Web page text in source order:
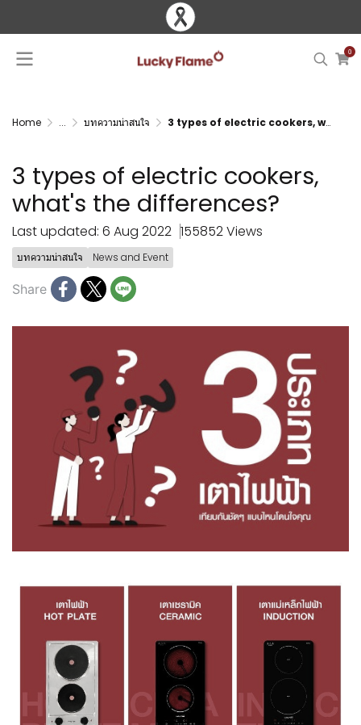
0
Home ... บทความน่าสนใจ 3 types of electric cookers, what's the differences?
3 types of electric cookers,
what's the differences?
Last updated: 6 Aug 2022 155852 Views
บทความน่าสนใจ News and Event
Share